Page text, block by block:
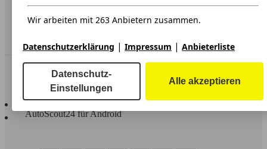
Service
In Verbindung bleiben
AutoScout24 für iOS
AutoScout24 für Android
Wir arbeiten mit 263 Anbietern zusammen.
Datenschutzerklärung | Impressum | Anbieterliste
Datenschutz-
Einstellungen
Alle akzeptieren